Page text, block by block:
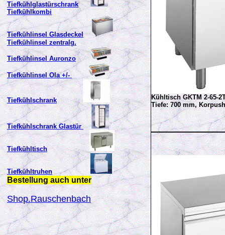
Tiefkühlglastürschrank
Tiefkühlkombi
Tiefkühlinsel Glasdeckel
Tiefkühlinsel zentralg.
Tiefkühlinsel Auronzo
Tiefkühlinsel Ola +/-
Tiefkühlschrank
Tiefkühlschrank Glastür
Tiefkühltisch
Tiefkühltruhen
Bestellung auch unter
Shop.Rauschenbach
Kühltisch GKTM 2-65-
Tiefe: 700 mm,